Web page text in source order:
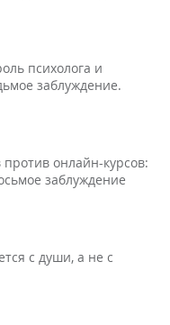
психолога и
заблуждение.
онлайн-курсов:
заблуждение
с души, а не с